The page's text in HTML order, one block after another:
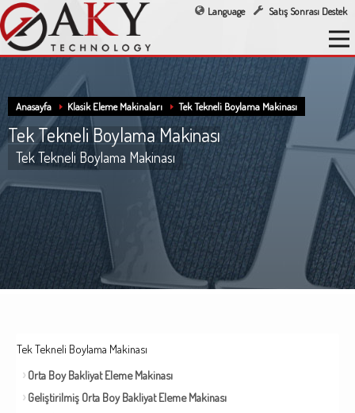
Language Satış Sonrası Destek
Anasayfa Klasik Eleme Makinaları Tek Tekneli Boylama Makinası
Tek Tekneli Boylama Makinası
Tek Tekneli Boylama Makinası
Tek Tekneli Boylama Makinası
Orta Boy Bakliyat Eleme Makinası
Geliştirilmiş Orta Boy Bakliyat Eleme Makinası